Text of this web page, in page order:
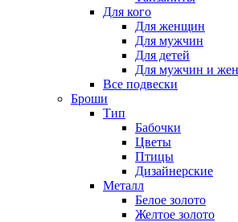
Для кого
Для женщин
Для мужчин
Для детей
Для мужчин и
Все подвески
Броши
Тип
Бабочки
Цветы
Птицы
Дизайнерские
Металл
Белое золото
Желтое золото